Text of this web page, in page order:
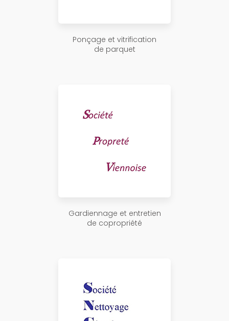
Ponçage et vitrification
de parquet
Gardiennage et entretien
de copropriété